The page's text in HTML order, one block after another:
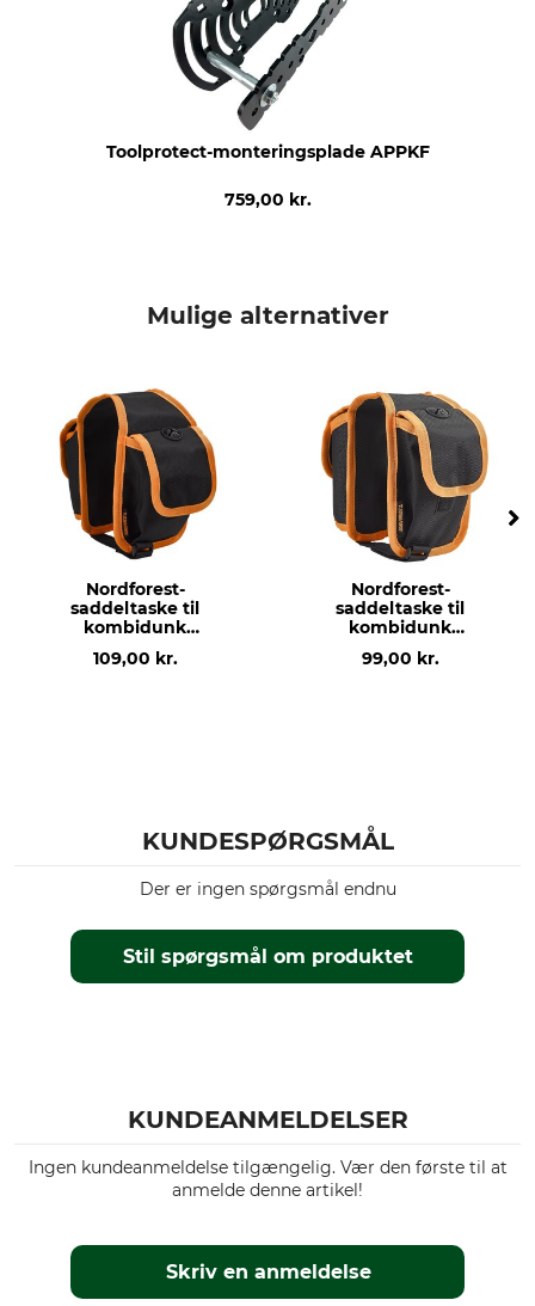
Toolprotect-monteringsplade APPKF
759,00 kr.
Mulige alternativer
Nordforest-
saddeltaske til
kombidunk
professionel 6+3 l
109,00 kr.
Nordforest-
saddeltaske til
kombidunk
professionel 3,5+1,5 l
99,00 kr.
KUNDESPØRGSMÅL
Stil spørgsmål om produktet
Der er ingen spørgsmål endnu
KUNDEANMELDELSER
Ingen kundeanmeldelse tilgængelig. Vær den første til at
anmelde denne artikel!
Skriv en anmeldelse